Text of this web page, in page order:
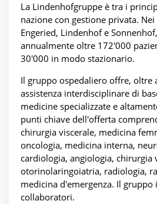
La Lindenhofgruppe è tra i
nazione con gestione privata.
Engeried, Lindenhof e
annualmente oltre 172'000
30'000 in modo stazionario.
Il gruppo ospedaliero offre, oltre
assistenza interdisciplinare di
medicine specializzate e
punti chiave dell'offerta
chirurgia viscerale, medicina
oncologia, medicina interna,
cardiologia, angiologia, chirurgia
otorinolaringoiatria, radiologia,
medicina d'emergenza. Il gruppo
collaboratori.